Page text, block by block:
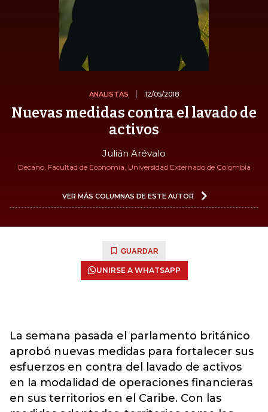
ANALISTAS 12/05/2018
Nuevas medidas contra el lavado de
activos
Julián Arévalo
Decano, Facultad de Economía, Universidad Externado de Colombia
VER MÁS COLUMNAS DE ESTE AUTOR
GUARDAR
UNIRSE A WHATSAPP
La semana pasada el parlamento británico
aprobó nuevas medidas para fortalecer sus
esfuerzos en contra del lavado de activos
en la modalidad de operaciones financieras
en sus territorios en el Caribe. Con las